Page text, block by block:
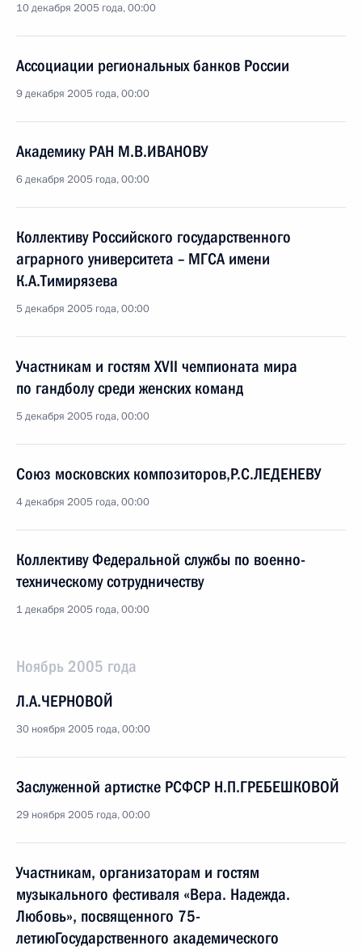
10 декабря 2005 года, 00:00
Ассоциации региональных банков России
9 декабря 2005 года, 00:00
Академику РАН М.В.ИВАНОВУ
6 декабря 2005 года, 00:00
Коллективу Российского государственного
аграрного университета – МГСА имени
К.А.Тимирязева
5 декабря 2005 года, 00:00
Участникам и гостям XVII чемпионата мира
по гандболу среди женских команд
5 декабря 2005 года, 00:00
Союз московских композиторов,Р.С.ЛЕДЕНЕВУ
4 декабря 2005 года, 00:00
Коллективу Федеральной службы по военно-
техническому сотрудничеству
1 декабря 2005 года, 00:00
Ноябрь 2005 года
Л.А.ЧЕРНОВОЙ
30 ноября 2005 года, 00:00
Заслуженной артистке РСФСР Н.П.ГРЕБЕШКОВОЙ
29 ноября 2005 года, 00:00
Участникам, организаторам и гостям
музыкального фестиваля «Вера. Надежда.
Любовь», посвященного 75-
летиюГосударственного академического